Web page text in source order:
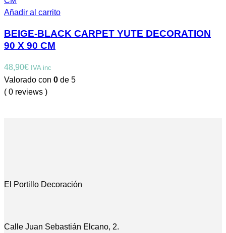
Añadir al carrito
BEIGE-BLACK CARPET YUTE DECORATION
90 X 90 CM
48,90€ IVA inc
Valorado con 0 de 5
( 0 reviews )
El Portillo Decoración
Calle Juan Sebastián Elcano, 2.